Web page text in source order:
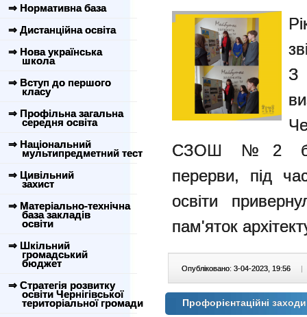
⇒ Нормативна база
⇒ Дистанційна освіта
⇒ Нова українська
школа
⇒ Вступ до першого
класу
⇒ Профільна загальна
середня освіта
⇒ Національний
мультипредметний тест
⇒ Цивільний
захист
⇒ Матеріально-технічна
база закладів
освіти
⇒ Шкільний
громадський
бюджет
⇒ Стратегія розвитку
освіти Чернігівської
територіальної громади
З
СЗОШ №2 були
перерви, під
освіти
пам'яток
Опубліковано: 3-04-2023, 19:56 |
Профорієнтаційні